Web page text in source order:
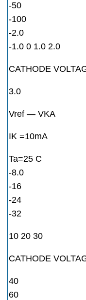
-50
-100
-2.0
-1.0 0 1.0 2.0
CATHODE
3.0
Vref — VKA
IK =10mA
Ta=25 C
-8.0
-16
-24
-32
10 20 30
CATHODE
40
60